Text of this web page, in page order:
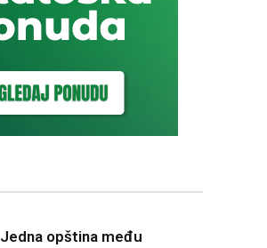
Jedna opština među